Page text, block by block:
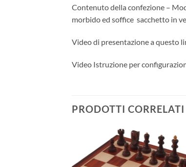
Contenuto della confezione –
morbido ed soffice sacchetto in
Video di presentazione a questo
Video Istruzione per
PRODOTTI CORRELATI
Aggiungi
alla lista